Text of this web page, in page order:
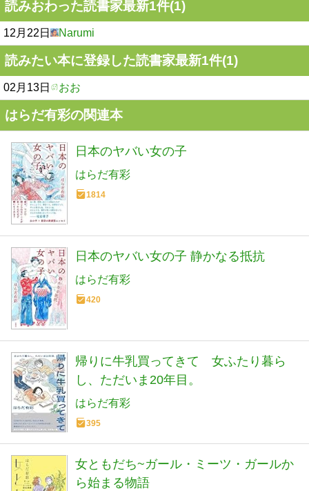
読みおわった読書家最新1件(1)
12月22日 Narumi
読みたい本に登録した読書家最新1件(1)
02月13日 おお
はらだ有彩の関連本
日本のヤバい女の子
はらだ有彩
1814
日本のヤバい女の子 静かなる抵抗
はらだ有彩
420
帰りに牛乳買ってきて 女ふたり暮ら
し、ただいま20年目。
はらだ有彩
395
女ともだち~ガール・ミーツ・ガールか
ら始まる物語